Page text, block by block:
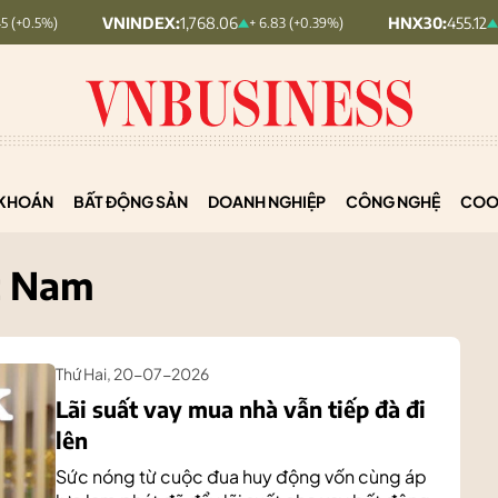
VNINDEX: 1,768.06 + 6.83 (+0.39%) HNX30: 455.12 + 1.63 (+0.36%)
BẤT ĐỘNG SẢN DOANH NGHIỆP CÔNG NGHỆ
Thứ Hai, 20-07-2026
Lãi suất vay mua nhà vẫn tiếp đà đi
lên
Sức nóng từ cuộc đua huy động vốn cùng áp